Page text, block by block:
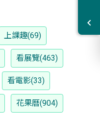
上課趣(69)
看展覽(463)
看電影(33)
花果曆(904)